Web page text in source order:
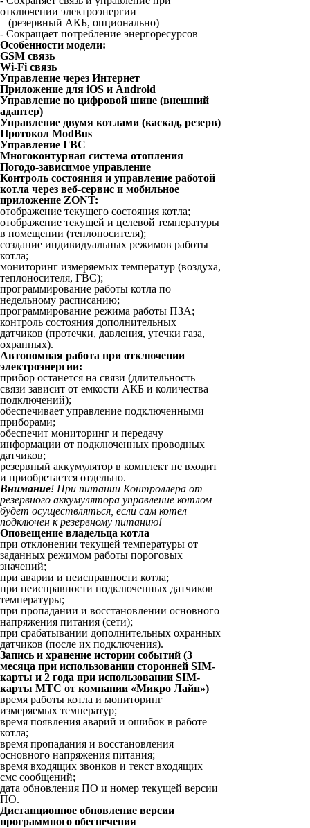
отключении электроэнергии
(резервный АКБ, опционально)
- Сокращает потребление энергоресурсов
Особенности модели:
GSM связь
Wi-Fi связь
Управление через Интернет
Приложение для iOS и Android
Управление по цифровой шине (внешний
адаптер)
Управление двумя котлами (каскад, резерв)
Протокол ModBus
Управление ГВС
Многоконтурная система отопления
Погодо-зависимое управление
Контроль состояния и управление работой
котла через веб-сервис и мобильное
приложение ZONT:
отображение текущего состояния котла;
отображение текущей и целевой температуры
в помещении (теплоносителя);
создание индивидуальных режимов работы
котла;
мониторинг измеряемых температур (воздуха,
теплоносителя, ГВС);
программирование работы котла по
недельному расписанию;
программирование режима работы ПЗА;
контроль состояния дополнительных
датчиков (протечки, давления, утечки газа,
охранных).
Автономная работа при отключении
электроэнергии:
прибор останется на связи (длительность
связи зависит от емкости АКБ и количества
подключений);
обеспечивает управление подключенными
приборами;
обеспечит мониторинг и передачу
информации от подключенных проводных
датчиков;
резервный аккумулятор в комплект не входит
и приобретается отдельно.
Внимание! При питании Контроллера от
резервного аккумулятора управление котлом
будет осуществляться, если сам котел
подключен к резервному питанию!
Оповещение владельца котла
при отклонении текущей температуры от
заданных режимом работы пороговых
значений;
при аварии и неисправности котла;
при неисправности подключенных датчиков
температуры;
при пропадании и восстановлении основного
напряжения питания (сети);
при срабатывании дополнительных охранных
датчиков (после их подключения).
Запись и хранение истории событий (3
месяца при использовании сторонней SIM-
карты и 2 года при использовании SIM-
карты МТС от компании «Микро Лайн»)
время работы котла и мониторинг
измеряемых температур;
время появления аварий и ошибок в работе
котла;
время пропадания и восстановления
основного напряжения питания;
время входящих звонков и текст входящих
смс сообщений;
дата обновления ПО и номер текущей версии
ПО.
Дистанционное обновление версии
программного обеспечения